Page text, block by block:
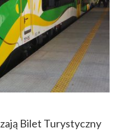
Bilet Turystyczny